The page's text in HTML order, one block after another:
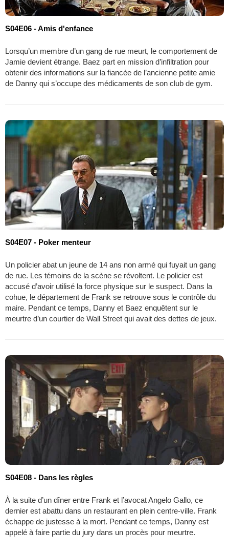
S04E06 - Amis d'enfance
Lorsqu’un membre d’un gang de rue meurt, le comportement de
Jamie devient étrange. Baez part en mission d’infiltration pour
obtenir des informations sur la fiancée de l’ancienne petite amie
de Danny qui s’occupe des médicaments de son club de gym.
S04E07 - Poker menteur
Un policier abat un jeune de 14 ans non armé qui fuyait un gang
de rue. Les témoins de la scène se révoltent. Le policier est
accusé d’avoir utilisé la force physique sur le suspect. Dans la
cohue, le département de Frank se retrouve sous le contrôle du
maire. Pendant ce temps, Danny et Baez enquêtent sur le
meurtre d’un courtier de Wall Street qui avait des dettes de jeux.
S04E08 - Dans les règles
À la suite d’un dîner entre Frank et l’avocat Angelo Gallo, ce
dernier est abattu dans un restaurant en plein centre-ville. Frank
échappe de justesse à la mort. Pendant ce temps, Danny est
appelé à faire partie du jury dans un procès pour meurtre.